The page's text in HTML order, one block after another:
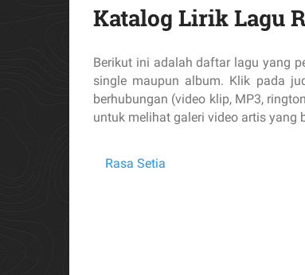
Katalog Lirik Lagu
Berikut ini adalah daftar lagu yang
single maupun album. Klik pada
berhubungan (video klip, MP3,
untuk melihat galeri video artis yang
Rasa Setia